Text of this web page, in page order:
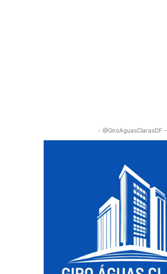
- @GiroAguasClarasDF -